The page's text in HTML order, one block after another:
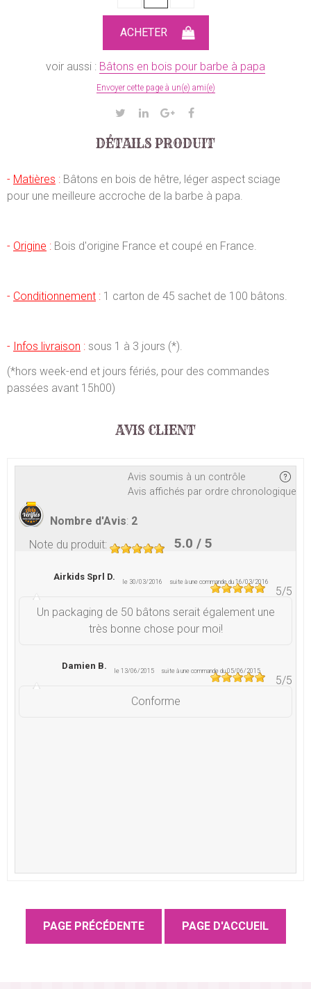
voir aussi : Bâtons en bois pour barbe à papa
Envoyer cette page à un(e) ami(e)
DÉTAILS PRODUIT
- Matières : Bâtons en bois de hêtre, léger aspect sciage
pour une meilleure accroche de la barbe à papa.
- Origine : Bois d'origine France et coupé en France.
- Conditionnement : 1 carton de 45 sachet de 100 bâtons.
- Infos livraison : sous 1 à 3 jours (*).
(*hors week-end et jours fériés, pour des commandes
passées avant 15h00)
AVIS CLIENT
Avis soumis à un contrôle
Avis affichés par ordre chronologique
Nombre d'Avis: 2
Note du produit: 5.0 / 5
Airkids Sprl D. le 30/03/2016 suite à une commande du 16/03/2016
5/5
Un packaging de 50 bâtons serait également une
très bonne chose pour moi!
Damien B. le 13/06/2015 suite à une commande du 05/06/2015
5/5
Conforme